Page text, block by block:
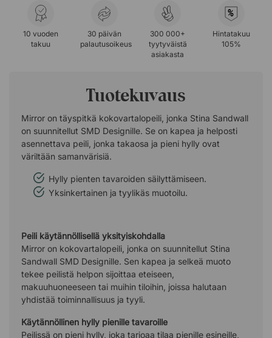
10 vuoden
takuu
30 päivän
palautusoikeus
300 000+
tyytyväistä
asiakasta
%
Hintatakuu
105%
Tuotekuvaus
Mirror on täyspitkä kokovartalopeili, jonka Stina Sandwall
on suunnitellut SMD Designille. Se on kapea ja helposti
asennettava peili, jonka takaosa ja pieni hylly ovat
väriltään samanvärisiä.
Hylly pienten tavaroiden säilyttämiseen.
Yksinkertainen ja tyylikäs muotoilu.
Peili käytännöllisellä yksityiskohdalla
Mirror on kokovartalopeili, jonka on suunnitellut Stina
Sandwall SMD Designille. Sen kapea ja selkeä muoto
tekee peilistä helpon sijoittaa eteiseen,
makuuhuoneeseen tai muihin tiloihin, joissa halutaan
yhdistää toiminnallisuus ja tyyli.
Käytännöllinen hylly pienille tavaroille
Peilissä on pieni hylly, joka tarjoaa tilaa pienille esineille,